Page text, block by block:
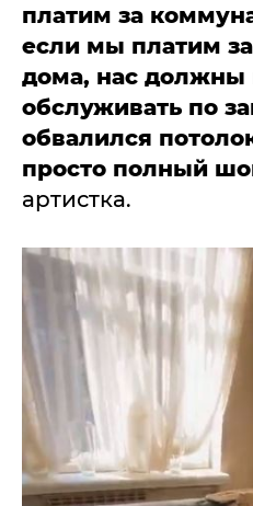
платим за
если мы платим
дома, нас должны
обслуживать по
обвалился
просто полный
артистка.